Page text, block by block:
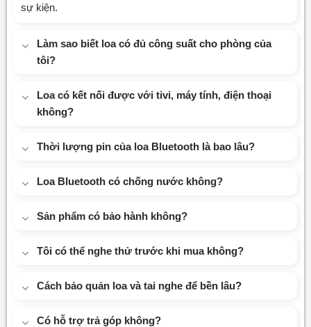
sự kiện.
Làm sao biết loa có đủ công suất cho phòng của
tôi?
Loa có kết nối được với tivi, máy tính, điện thoại
không?
Thời lượng pin của loa Bluetooth là bao lâu?
Loa Bluetooth có chống nước không?
Sản phẩm có bảo hành không?
Tôi có thể nghe thử trước khi mua không?
Cách bảo quản loa và tai nghe để bền lâu?
Có hỗ trợ trả góp không?